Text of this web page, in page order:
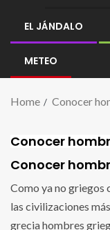
EL JÁNDALO
METEO
Home Conocer
Conocer
Conocer
Como ya no griegos
las civilizaciones
grecia hombres